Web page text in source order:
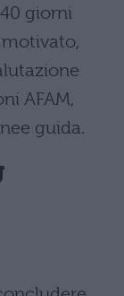
giorni
AFAM,
guida.